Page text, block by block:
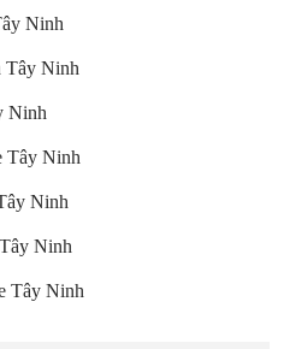
Ninh
Tây Ninh
Ninh
Tây Ninh
Ninh
Ninh
Tây Ninh